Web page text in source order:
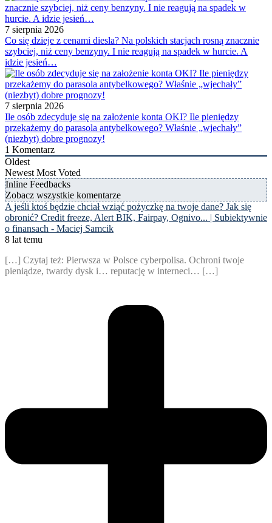
7 sierpnia 2026
Co się dzieje z cenami diesla? Na polskich stacjach rosną znacznie
szybciej, niż ceny benzyny. I nie reagują na spadek w hurcie. A
idzie jesień…
7 sierpnia 2026
Ile osób zdecyduje się na założenie konta OKI? Ile pieniędzy
przekażemy do parasola antybelkowego? Właśnie „wjechały”
(niezbyt) dobre prognozy!
1 Komentarz
Oldest
Newest Most Voted
Inline Feedbacks
Zobacz wszystkie komentarze
A jeśli ktoś będzie chciał wziąć pożyczkę na twoje dane? Jak się
obronić? Credit freeze, Alert BIK, Fairpay, Ognivo... | Subiektywnie
o finansach - Maciej Samcik
8 lat temu
[…] Czytaj też: Pierwsza w Polsce cyberpolisa. Ochroni twoje
pieniądze, twardy dysk i… reputację w interneci… […]